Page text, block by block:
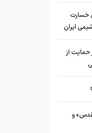
خسارت
ایران
حمایت از
و